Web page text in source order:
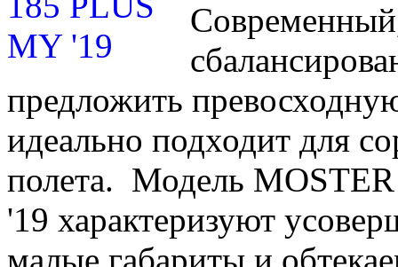
предложить
идеально подходит для
полета. Модель
'19 характеризуют